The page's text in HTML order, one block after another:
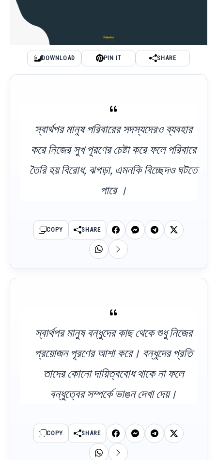
DOWNLOAD PIN IT SHARE
স্বার্থপর মানুষ পরিবারের সদস্যদেরও ব্যবহার
করে নিজের সুখ পূরণের চেষ্টা করে ফলে পরিবারে
তৈরি হয় বিরোধ, ঝগড়া, এমনকি বিচ্ছেদও ঘটতে
পারে ।
COPY SHARE
স্বার্থপর মানুষ বন্ধুদের কাছ থেকে শুধু নিজের
প্রয়োজন পূরণের আশা করে। বন্ধুদের প্রতি
তাদের কোনো দায়িত্ববোধ থাকে না ফলে
বন্ধুত্বের সম্পর্কে ভাঙন দেখা দেয়।
COPY SHARE